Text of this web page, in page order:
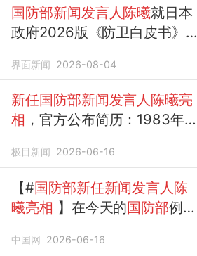
国防部新闻发言人陈曦就日本
政府2026版《防卫白皮书》答
界面新闻 2026-08-04
新任国防部新闻发言人陈曦亮
相 ，官方公布简历：1983年出
两子
极目新闻 2026-06-16
【#国防部新任新闻发言人陈
曦亮相 】在今天的国防部例行
言人陈曦亮相 。
中国网 2026-06-16